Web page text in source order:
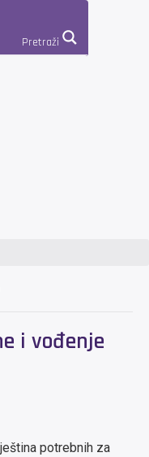
Pretraži
i vođenje
potrebnih za